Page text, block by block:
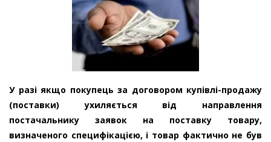
У разі якщо покупець за договором купівлі-продажу
(поставки) ухиляється від направлення
постачальнику заявок на поставку товару,
визначеного специфікацією, і товар фактично не був